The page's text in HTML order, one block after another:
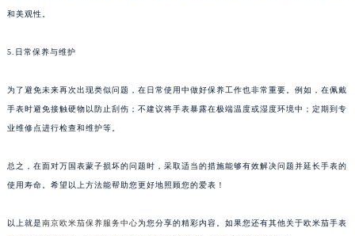
和美观性。
5.日常保养与维护
为了避免未来再次出现类似问题，在日常使用中做好保养工作也非常重要。例如，在佩戴
手表时避免接触硬物以防止刮伤；不建议将手表暴露在极端温度或湿度环境中；定期到专
业维修点进行检查和维护等。
总之，在面对万国表蒙子损坏的问题时，采取适当的措施能够有效解决问题并延长手表的
使用寿命。希望以上方法能帮助您更好地照顾您的爱表！
以上就是南京欧米茄保养服务中心为您分享的精彩内容。如果您还有其他关于欧米茄手表